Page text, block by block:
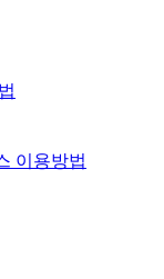
이용방법